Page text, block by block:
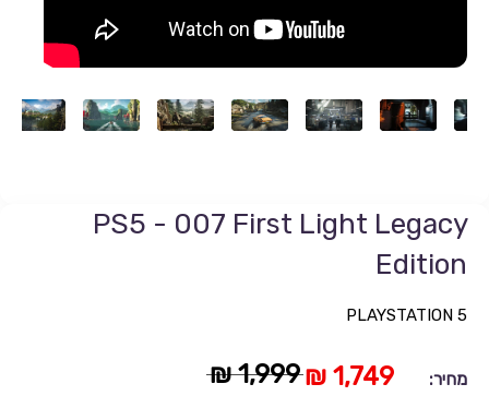
PS5 - 007 First Light Legacy
Edition
PLAYSTATION 5
מחיר: 1,749 ₪
1,999 ₪